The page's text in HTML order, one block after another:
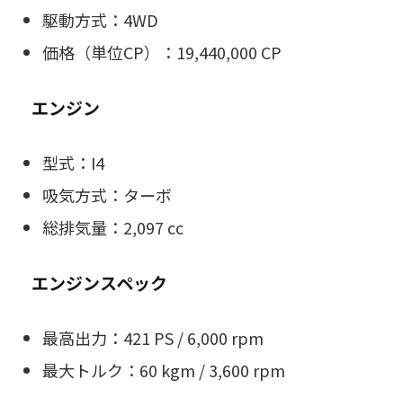
駆動方式：4WD
価格（単位CP）：19,440,000 CP
エンジン
型式：I4
吸気方式：ターボ
総排気量：2,097 cc
エンジンスペック
最高出力：421 PS / 6,000 rpm
最大トルク：60 kgm / 3,600 rpm